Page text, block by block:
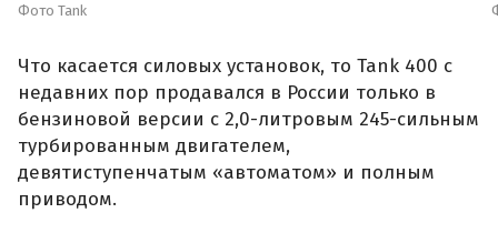
Фото Tank
Что касается силовых установок, то Tank 400 с
недавних пор продавался в России только в
бензиновой версии с 2,0-литровым 245-сильным
турбированным двигателем,
девятиступенчатым «автоматом» и полным
приводом.